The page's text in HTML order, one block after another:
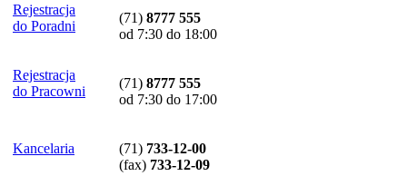
Rejestracja
do Poradni
(71) 8777 555
od 7:30 do 18:00
Rejestracja
do Pracowni
(71) 8777 555
od 7:30 do 17:00
Kancelaria (71) 733-12-00
(fax) 733-12-09